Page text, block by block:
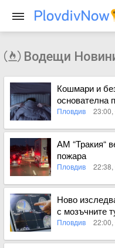
Водещи
Кошмари и
основателна
Пловдив
Вижте пълното
АМ “Тракия“
пожара
Пловдив
Вижте пълното
Ново
с мозъчните
Пловдив
Вижте пълното